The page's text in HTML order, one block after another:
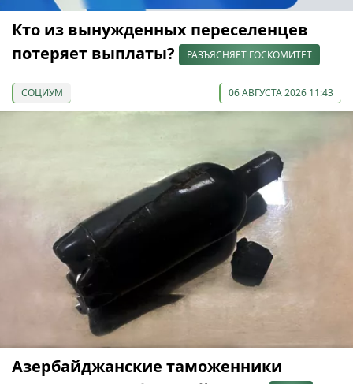
Кто из вынужденных переселенцев
потеряет выплаты?
РАЗЪЯСНЯЕТ ГОСКОМИТЕТ
СОЦИУМ 06 АВГУСТА 2026 11:43
Азербайджанские таможенники